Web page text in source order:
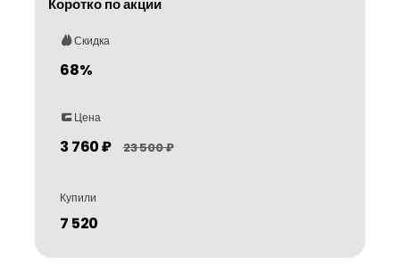
Коротко по акции
Скидка
68%
Цена
3 760 ₽ 23 500 ₽
Купили
7 520